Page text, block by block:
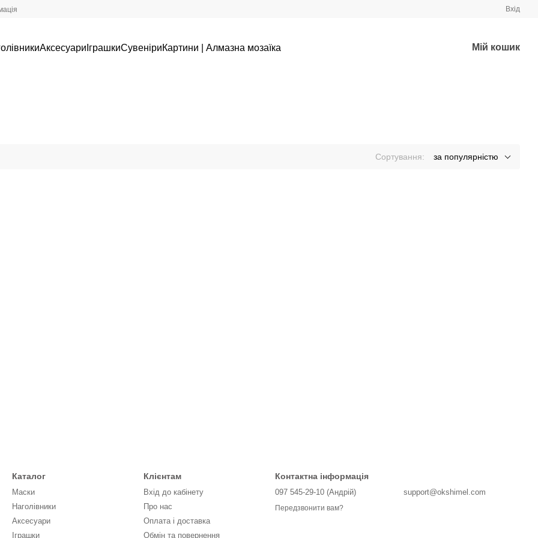
Вхід
Аксесуари ІграшкиСувеніриКартини | Алмазна мозаїка Мій кошик
Сортування: за популярністю
Каталог
Маски
Наголівники
Аксесуари
Іграшки
Клієнтам
Вхід до кабінету
Про нас
Оплата і доставка
Обмін та повернення
Контактна інформація
097 545-29-10 (Андрій)
Передзвонити вам?
support@okshimel.com